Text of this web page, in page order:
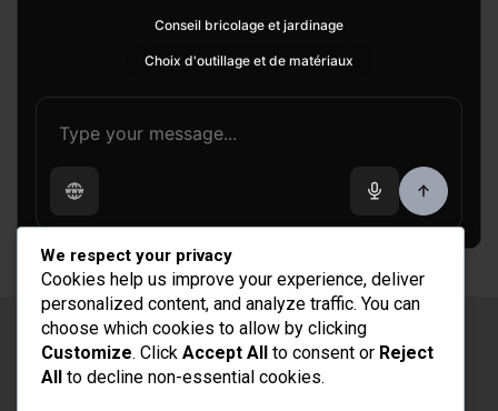
Conseil bricolage et jardinage
Choix d'outillage et de matériaux
Copyright © 2026Rénovation et Décoration
Thème par :Theme Horse
We respect your privacy
Cookies help us improve your experience, deliver
personalized content, and analyze traffic. You can
choose which cookies to allow by clicking
Customize. Click Accept All to consent or Reject
All to decline non-essential cookies.